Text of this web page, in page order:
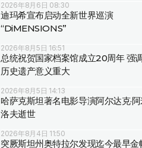
2026年8月6日 08:30
迪玛希宣布启动全新世界巡演
“DiMENSIONS”
2026年8月5日 16:51
总统祝贺国家档案馆成立20周年 强
历史遗产意义重大
2026年8月5日 14:13
哈萨克斯坦著名电影导演阿尔达克·
洛夫逝世
2026年8月4日 11:50
突厥斯坦州奥特拉尔发现迄今最早金